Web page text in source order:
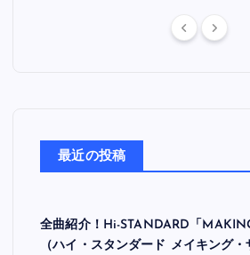
最近の投稿
全曲紹介！Hi-STANDARD「
（ハイ・スタンダード メイキング・